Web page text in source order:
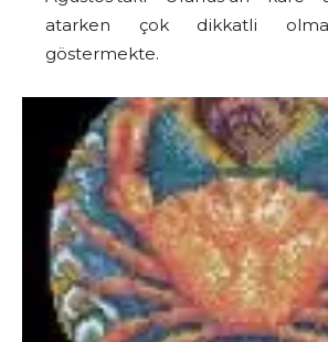
atarken çok dikkatli
göstermekte.